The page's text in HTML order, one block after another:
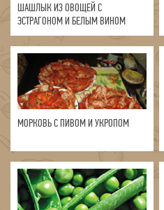
ШАШЛЫК ИЗ ОВОЩЕЙ С
ЭСТРАГОНОМ И БЕЛЫМ ВИНОМ
МОРКОВЬ С ПИВОМ И УКРОПОМ